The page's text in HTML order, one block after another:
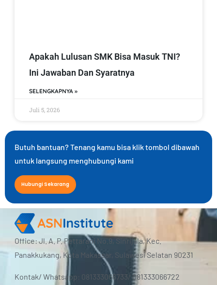
Apakah Lulusan SMK Bisa Masuk TNI?
Ini Jawaban Dan Syaratnya
SELENGKAPNYA »
Juli 5, 2026
Butuh bantuan? Tenang kamu bisa klik tombol dibawah
untuk langsung menghubungi kami
Hubungi Sekarang
Office: Jl. A. P. Pettarani No.9, Sinrijala, Kec.
Panakkukang, Kota Makassar, Sulawesi Selatan 90231
Kontak/ Whatsapp: 081333066733/ 081333066722